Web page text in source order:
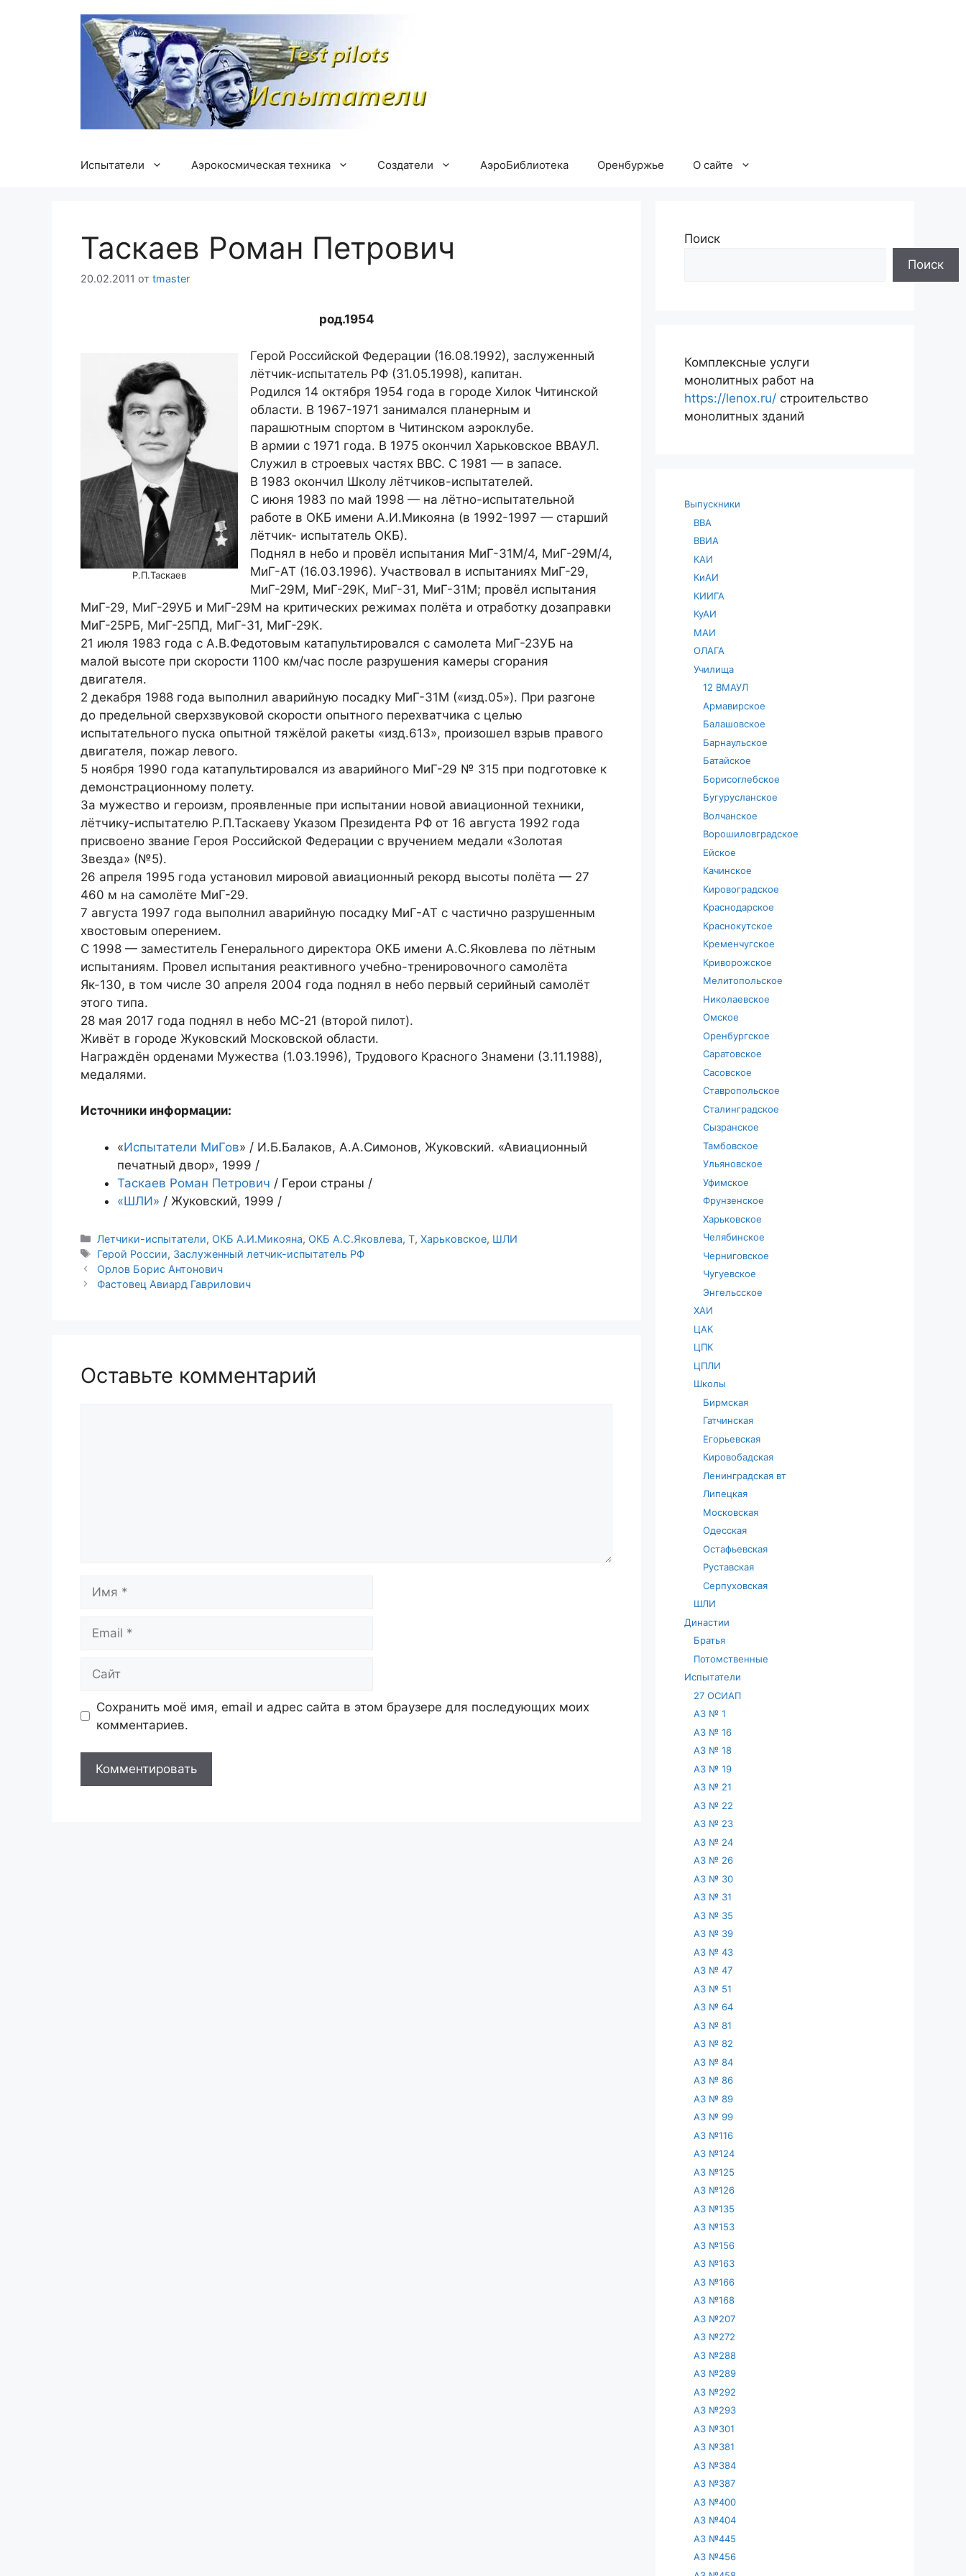
Испытатели Аэрокосмическая техника Создатели АэроБиблиотека Оренбуржье О сайте
Таскаев Роман Петрович
20.02.2011 от tmaster
род.1954
Р.П.Таскаев
Герой Российской Федерации (16.08.1992), заслуженный
лётчик-испытатель РФ (31.05.1998), капитан.
Родился 14 октября 1954 года в городе Хилок Читинской
области. В 1967-1971 занимался планерным и
парашютным спортом в Читинском аэроклубе.
В армии с 1971 года. В 1975 окончил Харьковское ВВАУЛ.
Служил в строевых частях ВВС. С 1981 — в запасе.
В 1983 окончил Школу лётчиков-испытателей.
С июня 1983 по май 1998 — на лётно-испытательной
работе в ОКБ имени А.И.Микояна (в 1992-1997 — старший
лётчик- испытатель ОКБ).
Поднял в небо и провёл испытания МиГ-31М/4, МиГ-29М/4,
МиГ-АТ (16.03.1996). Участвовал в испытаниях МиГ-29,
МиГ-29М, МиГ-29К, МиГ-31, МиГ-31М; провёл испытания
МиГ-29, МиГ-29УБ и МиГ-29М на критических режимах полёта и отработку дозаправки
МиГ-25РБ, МиГ-25ПД, МиГ-31, МиГ-29К.
21 июля 1983 года с А.В.Федотовым катапультировался с самолета МиГ-23УБ на
малой высоте при скорости 1100 км/час после разрушения камеры сгорания
двигателя.
2 декабря 1988 года выполнил аварийную посадку МиГ-31М («изд.05»). При разгоне
до предельной сверхзвуковой скорости опытного перехватчика с целью
испытательного пуска опытной тяжёлой ракеты «изд.613», произошел взрыв правого
двигателя, пожар левого.
5 ноября 1990 года катапультировался из аварийного МиГ-29 № 315 при подготовке к
демонстрационному полету.
За мужество и героизм, проявленные при испытании новой авиационной техники,
лётчику-испытателю Р.П.Таскаеву Указом Президента РФ от 16 августа 1992 года
присвоено звание Героя Российской Федерации с вручением медали «Золотая
Звезда» (№5).
26 апреля 1995 года установил мировой авиационный рекорд высоты полёта — 27
460 м на самолёте МиГ-29.
7 августа 1997 года выполнил аварийную посадку МиГ-АТ с частично разрушенным
хвостовым оперением.
С 1998 — заместитель Генерального директора ОКБ имени А.С.Яковлева по лётным
испытаниям. Провел испытания реактивного учебно-тренировочного самолёта
Як-130, в том числе 30 апреля 2004 года поднял в небо первый серийный самолёт
этого типа.
28 мая 2017 года поднял в небо МС-21 (второй пилот).
Живёт в городе Жуковский Московской области.
Награждён орденами Мужества (1.03.1996), Трудового Красного Знамени (3.11.1988),
медалями.
Источники информации:
«Испытатели МиГов» / И.Б.Балаков, А.А.Симонов, Жуковский. «Авиационный
печатный двор», 1999 /
Таскаев Роман Петрович / Герои страны /
«ШЛИ» / Жуковский, 1999 /
Рубрики
Летчики-испытатели, ОКБ А.И.Микояна, ОКБ А.С.Яковлева,Т,Харьковское, ШЛИ
Метки
Герой России, Заслуженный летчик-испытатель РФ
Орлов Борис Антонович
Фастовец Авиард Гаврилович
Оставьте комментарий
Сохранить моё имя, email и адрес сайта в этом браузере для последующих моих
комментариев.
Поиск
Поиск
Комплексные услуги
монолитных работ на
https://lenox.ru/ строительство
монолитных зданий
Выпускники
ВВА
ВВИА
КАИ
КиАИ
КИИГА
КуАИ
МАИ
ОЛАГА
Училища
12 ВМАУЛ
Армавирское
Балашовское
Барнаульское
Батайское
Борисоглебское
Бугурусланское
Волчанское
Ворошиловградское
Ейское
Качинское
Кировоградское
Краснодарское
Краснокутское
Кременчугское
Криворожское
Мелитопольское
Николаевское
Омское
Оренбургское
Саратовское
Сасовское
Ставропольское
Сталинградское
Сызранское
Тамбовское
Ульяновское
Уфимское
Фрунзенское
Харьковское
Челябинское
Черниговское
Чугуевское
Энгельсское
ХАИ
ЦАК
ЦПК
ЦПЛИ
Школы
Бирмская
Гатчинская
Егорьевская
Кировобадская
Ленинградская вт
Липецкая
Московская
Одесская
Остафьевская
Руставская
Серпуховская
ШЛИ
Династии
Братья
Потомственные
Испытатели
27 ОСИАП
АЗ № 1
АЗ № 16
АЗ № 18
АЗ № 19
АЗ № 21
АЗ № 22
АЗ № 23
АЗ № 24
АЗ № 26
АЗ № 30
АЗ № 31
АЗ № 35
АЗ № 39
АЗ № 43
АЗ № 47
АЗ № 51
АЗ № 64
АЗ № 81
АЗ № 82
АЗ № 84
АЗ № 86
АЗ № 89
АЗ № 99
АЗ №116
АЗ №124
АЗ №125
АЗ №126
АЗ №135
АЗ №153
АЗ №156
АЗ №163
АЗ №166
АЗ №168
АЗ №207
АЗ №272
АЗ №288
АЗ №289
АЗ №292
АЗ №293
АЗ №301
АЗ №381
АЗ №384
АЗ №387
АЗ №400
АЗ №404
АЗ №445
АЗ №456